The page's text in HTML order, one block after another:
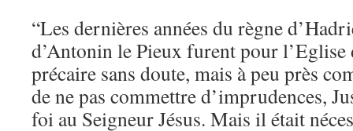
“Les dernières années du règne
d’Antonin le Pieux furent pour l’Eglise
précaire sans doute, mais à peu près
de ne pas commettre d’imprudences,
foi au Seigneur Jésus. Mais il était